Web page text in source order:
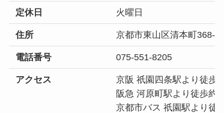
定休日 火曜日
住所 京都市東山区清本町368-2
電話番号 075-551-8205
アクセス
京阪 祇園四条駅より徒歩
阪急 河原町駅より徒歩約
京都市バス 祇園駅より徒